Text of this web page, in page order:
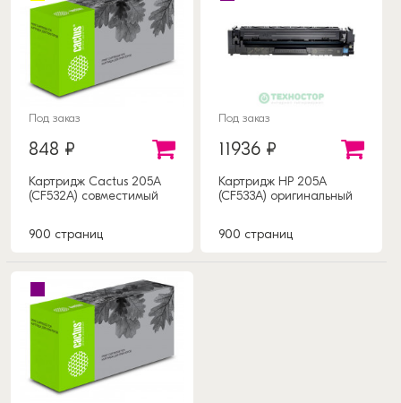
Под заказ
848 ₽
Картридж Cactus 205A
(CF532A) совместимый
900 страниц
Под заказ
11936 ₽
Картридж HP 205A
(CF533A) оригинальный
900 страниц